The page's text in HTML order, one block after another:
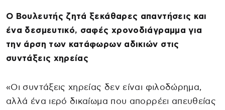
Ο Βουλευτής ζητά ξεκάθαρες απαντήσεις και
ένα δεσμευτικό, σαφές χρονοδιάγραμμα για
την άρση των κατάφωρων αδικιών στις
συντάξεις χηρείας
«Οι συντάξεις χηρείας δεν είναι φιλοδώρημα,
αλλά ένα ιερό δικαίωμα που απορρέει απευθείας